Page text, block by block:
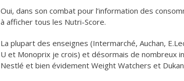
Oui, dans son combat pour l’information des
à afficher tous les Nutri-Score.
La plupart des enseignes (Intermarché, Auchan,
U et Monoprix je crois) et désormais de nombreux
Nestlé et bien évidement Weight Watchers et